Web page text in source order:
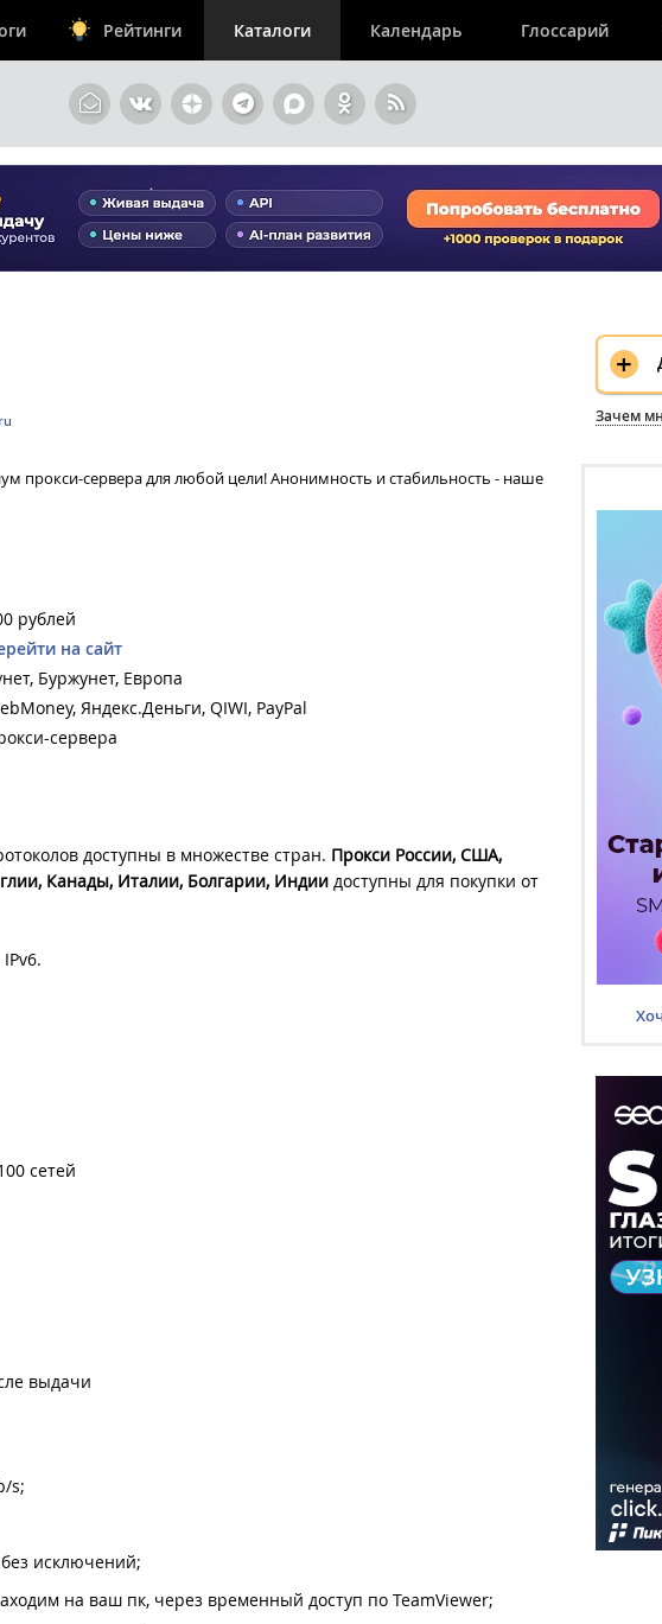
Рейтинги Каталоги Календарь Глоссарий
прокси-сервера для любой цели! Анонимность и стабильность - наше
рублей
на сайт
Буржунет, Европа
Яндекс.Деньги, QIWI, PayPal
сервера
доступны в множестве стран. Прокси России, США,
Канады, Италии, Болгарии, Индии доступны для покупки от
сетей
выдачи
s;
исключений;
на ваш пк, через временный доступ по TeamViewer;
+
Зачем